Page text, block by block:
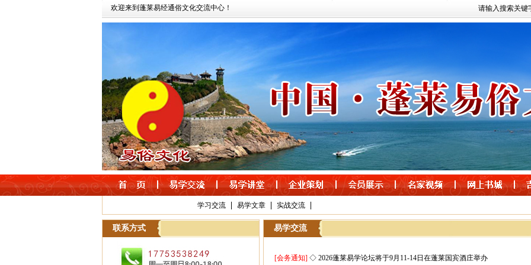
欢迎来到蓬莱易经通俗文化交流中心！ 请输入搜索关键
学习交流 易学文章 实战交流
联系方式 易学交流
[会务通知] ◇ 2026蓬莱易学论坛将于9月11-14日在蓬莱国宾酒庄举办